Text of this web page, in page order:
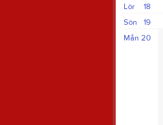
18
Lör
19
Sön
20
Mån